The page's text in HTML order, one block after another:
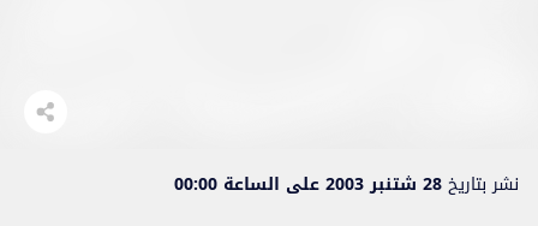
نشر بتاريخ28 شتنبر 2003 على الساعة 00:00